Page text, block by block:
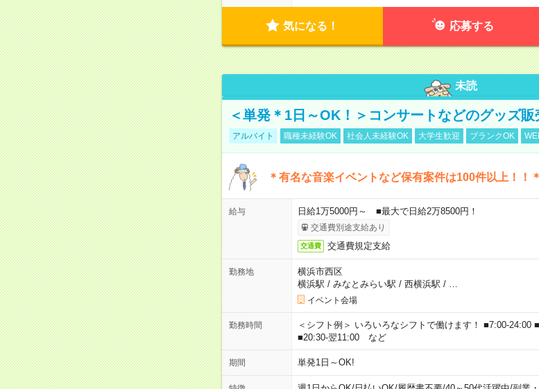
気になる！ 応募する
未読
＜単発＊1日～OK！＞コンサートなどのグッズ販
アルバイト 職種未経験OK 社会人未経験OK 大学生歓迎 ブランクOK
＊有名な音楽イベントなど保有案件は100件以上！！＊
給与 日給1万5000円～ ■最大で日給2万8500円！
交通費別途支給あり
交通費 交通費規定支給
勤務地
横浜市西区
横浜駅 / みなとみらい駅 / 西横浜駅 /
イベント会場
勤務時間
＜シフト例＞ いろいろなシフトで働けます！ ■7:00-24:00
■20:30-翌11:00 など
期間 単発1日～OK!